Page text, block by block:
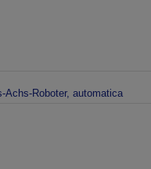
Achs-Roboter, automatica